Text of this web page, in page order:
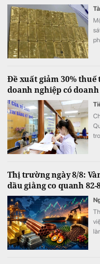
Đề xuất giảm 30%
doanh nghiệp có
Thị trường ngày 8/8:
dầu giằng co quanh 82-